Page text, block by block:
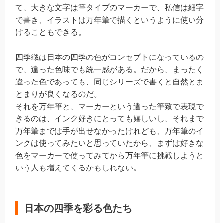
て、大きな文字は筆タイプのマーカーで、私信は細字
で書き、イラストは万年筆で描くというように使い分
けることもできる。
四季織は日本の四季の色がコンセプトになっているの
で、違った色味でも統一感がある。だから、まったく
違った色であっても、同じシリーズで書くと自然とま
とまりが良くなるのだ。
それを万年筆と、マーカーという違った筆致で表現で
きるのは、インク好きにとっても嬉しいし、それまで
万年筆までは手が出せなかったけれども、万年筆のイ
ンクは使ってみたいと思っていたから、まずは好きな
色をマーカーで使ってみてから万年筆に挑戦しようと
いう人も増えてくるかもしれない。
日本の四季を彩る色たち